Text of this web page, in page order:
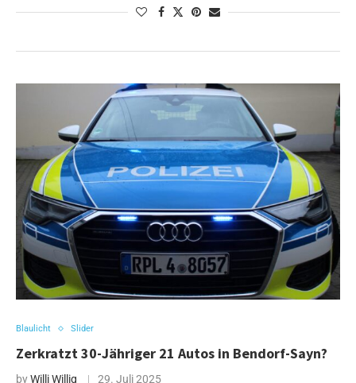
Blaulicht Slider
Zerkratzt 30-Jähriger 21 Autos in Bendorf-Sayn?
byWilli Willig 29. Juli 2025